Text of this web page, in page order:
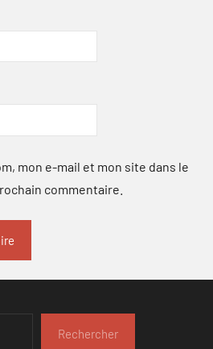
mon e-mail et mon site dans le
commentaire.
Rechercher